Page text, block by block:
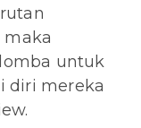
maka
untuk
diri mereka